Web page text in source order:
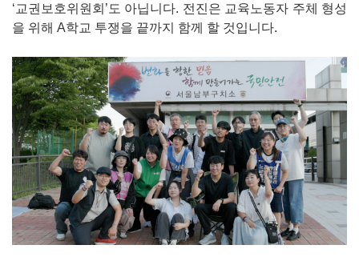
‘교권보호위원회’도 아닙니다. 전진은 교육노동자 주체 형성
을 위해 A학교 투쟁을 끝까지 함께 할 것입니다.